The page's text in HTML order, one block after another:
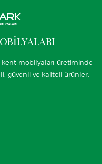
kent mobilyaları üretiminde
güvenli ve kaliteli ürünler.